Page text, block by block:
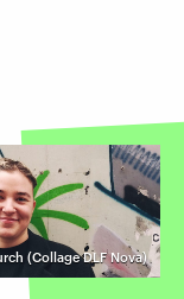
(Collage DLF Nova)